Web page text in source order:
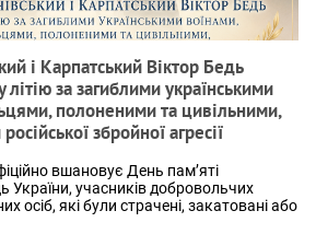
і Карпатський Віктор Бедь
за загиблими українськими
полоненими та цивільними,
збройної агресії
вшановує День пам’яті
України, учасників добровольчих
осіб, які були страчені, закатовані або